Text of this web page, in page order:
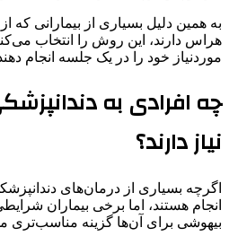
به همین دلیل بسیاری از بیمارانی که
هراس دارند، این روش را انتخاب
موردنیاز خود را در یک جلسه انجام
چه افرادی به
نیاز دارند؟
اگرچه بسیاری از درمان‌های
انجام هستند، اما برخی بیماران
بیهوشی برای آن‌ها گزینه